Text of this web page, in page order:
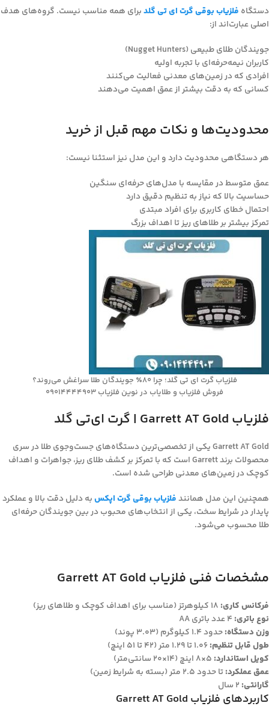
دستگاه فلزیاب بوقی گرت ای تی گلدبرای همه مناسب نیست. گروه‌های هدف
اصلی عبارت‌اند از:
جویندگان طلای طبیعی (Nugget Hunters)
کاربران نیمه‌حرفه‌ای با تجربه اولیه
افرادی که در زمین‌های معدنی فعالیت می‌کنند
کسانی که به دقت بیشتر از عمق اهمیت می‌دهند
محدودیت‌ها و نکات مهم قبل از خرید
هر دستگاهی محدودیت دارد و این مدل نیز استثنا نیست:
عمق متوسط در مقایسه با مدل‌های حرفه‌ای سنگین
حساسیت بالا که نیاز به تنظیم دقیق دارد
احتمال خطای کاربری برای افراد مبتدی
تمرکز بیشتر بر طلاهای ریز تا اهداف بزرگ
فلزیاب گرت ای تی گلد؛ چرا ۸۰٪ جویندگان طلا سراغش می‌روند؟
فروش فلزیاب و طلایاب در نوین فلزیاب 09014444903
فلزیاب Garrett AT Gold | گرت ای‌تی گلد
Garrett AT Gold یکی از تخصصی‌ترین دستگاه‌های جست‌وجوی طلا در سری
محصولات برند Garrett است که با تمرکز بر کشف طلای ریز، جواهرات و اهداف
کوچک در زمین‌های معدنی طراحی شده است.
همچنین این مدل همانندفلزیاب بوقی گرت اپکسبه دلیل دقت بالا و عملکرد
پایدار در شرایط سخت، یکی از انتخاب‌های محبوب در بین جویندگان حرفه‌ای
طلا محسوب می‌شود.
مشخصات فنی فلزیاب Garrett AT Gold
فرکانس کاری:
نوع باتری:
وزن دستگاه:حدود 1.4 کیلوگرم (3.03 پوند)
طول قابل تنظیم:
کویل استاندارد:
عمق عملکرد:تا حدود 2.5 متر (بسته به شرایط زمین)
گارانتی:
کاربردهای فلزیاب Garrett AT Gold